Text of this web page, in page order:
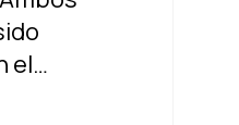
el…